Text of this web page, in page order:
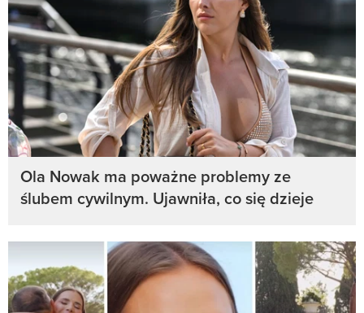
Ola Nowak ma poważne problemy ze
ślubem cywilnym. Ujawniła, co się dzieje